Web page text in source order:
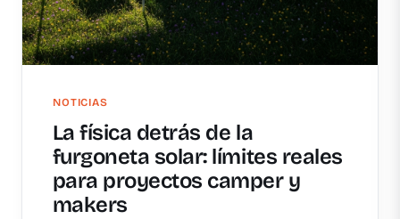
NOTICIAS
La física detrás de la
furgoneta solar: límites reales
para proyectos camper y
makers